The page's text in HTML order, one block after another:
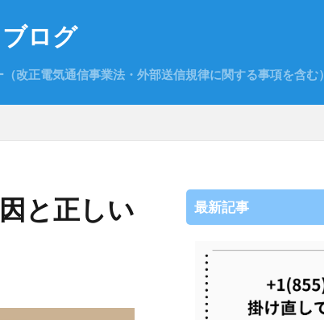
ログ
改正電気通信事業法・外部送信規律に関する事項を含む）
と正しい
最新記事